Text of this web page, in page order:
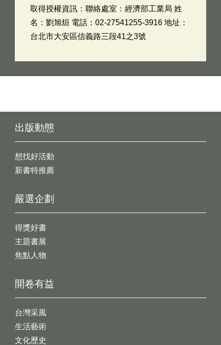
取得授權資訊：聯絡處室：經濟部工業局 姓
名：劉旭烜 電話：02-27541255-3916 地址：
台北市大安區信義路三段41之3號
出版動態
想找好活動
新書特推薦
開卷有益
台灣采風
生活藝術
文化歷史
嚴選企劃
得獎好書
主題書展
焦點人物